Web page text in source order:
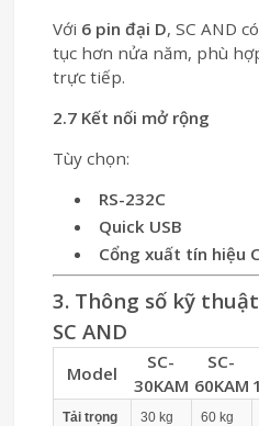
Với 6 pin đại D, SC AND
tục hơn nửa năm, phù
trực tiếp.
2.7 Kết nối mở rộng
Tùy chọn:
RS-232C
Quick USB
Cổng xuất tín hiệu
3. Thông số kỹ
SC AND
Model
SC-
30KAM
SC-
60KAM
Tải trọng
30 kg 60 kg